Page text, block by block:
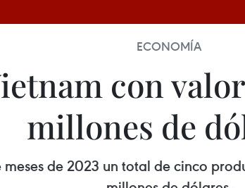
ECONOMÍA
con
millones de
de 2023 un total de cinco